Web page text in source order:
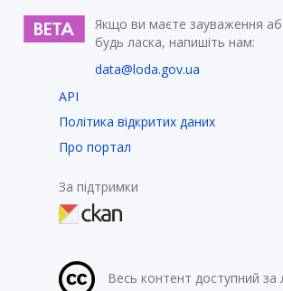
Якщо ви маєте зауваження
будь ласка, напишіть нам:
data@loda.gov.ua
API
Політика відкритих даних
Про портал
За підтримки
Весь контент доступний за